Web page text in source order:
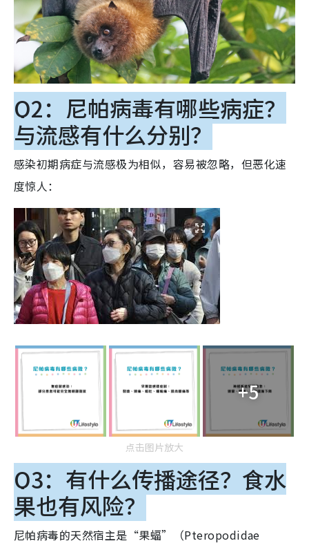
Q2：尼帕病毒有哪些病症？
与流感有什么分别？
感染初期病症与流感极为相似，容易被忽略，但恶化速
度惊人：
+5
点击图片放大
Q3：有什么传播途径？食水
果也有风险？
尼帕病毒的天然宿主是“果蝠”（Pteropodidae